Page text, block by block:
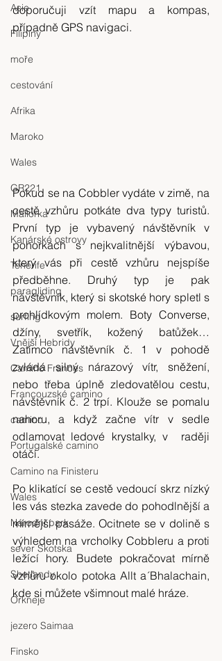
Asie
Filipíny
moře
cestování
Afrika
Maroko
Wales
GR221
Mallorka
Kanárské ostrovy
Tenerife
paragliding
surfing
Vnější Hebridy
Camino Frances
Francouzské camino
camino
Portugalské camino
Camino na Finisteru
Wales
Národní park
sever Skotska
Shetlandy
Orkneje
jezero Saimaa
Finsko
doporučuji vzít mapu a kompas,
případně GPS navigaci.
Pokud se na Cobbler vydáte v zimě, na
cestě vzhůru potkáte dva typy turistů.
První typ je vybavený návštěvník v
pohorkách s nejkvalitnější výbavou,
který vás při cestě vzhůru nejspíše
předběhne. Druhý typ je pak
návštěvník, který si skotské hory spletl s
prohlídkovým molem. Boty Converse,
džíny, svetřík, kožený batůžek…
Zatímco návštěvník č. 1 v pohodě
zvládá silný nárazový vítr, sněžení,
nebo třeba úplně zledovatělou cestu,
návštěvník č. 2 trpí. Klouže se pomalu
nahoru, a když začne vítr v sedle
odlamovat ledové krystalky, v  raději
otáčí.
Po klikatící se cestě vedoucí skrz nízký
les vás stezka zavede do pohodlnější a
mírnější pasáže. Ocitnete se v dolině s
výhledem na vrcholky Cobbleru a proti
ležící hory. Budete pokračovat mírně
vzhůru okolo potoka Allt a´Bhalachain,
kde si můžete všimnout malé hráze.